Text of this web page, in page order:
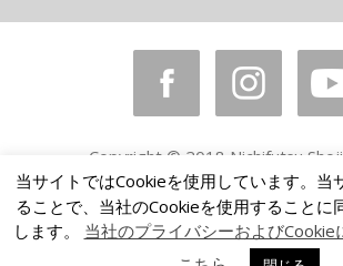
Copyright © 2018 Nichifutsu
All rights reserved.
当サイトではCookieを使用しています。当
ることで、当社のCookieを使用することに
します。 当社のプライバシーおよびCookie